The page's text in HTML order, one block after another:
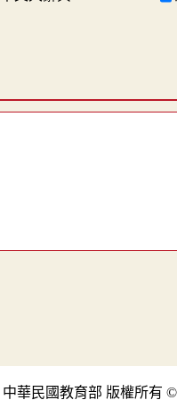
中華民國教育部 版權所有